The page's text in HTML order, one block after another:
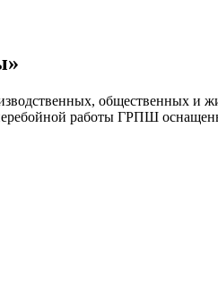
общественных и
работы ГРПШ